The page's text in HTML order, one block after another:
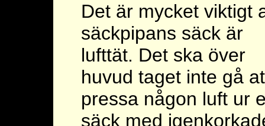
Det är mycket viktigt
säckpipans säck är
lufttät. Det ska över
huvud taget inte gå
pressa någon luft ur
säck med